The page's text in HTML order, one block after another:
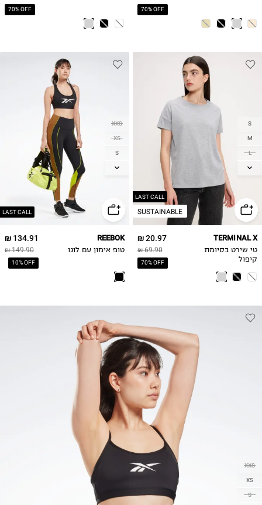
70% OFF
70% OFF
LAST CALL
SUSTAINABLE
S
M
L
XL
20.97 ₪
69.90 ₪
70% OFF
TERMINAL X
טי שירט בסיומת
קיפול
LAST CALL
XXS
XS
S
M
134.91 ₪
149.90 ₪
10% OFF
REEBOK
טופ אימון עם לוגו
XXS
XS
S